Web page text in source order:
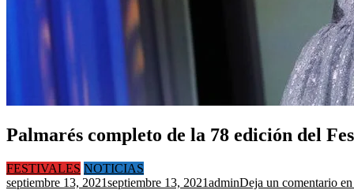
Palmarés completo de la 78 edición del
FESTIVALES NOTICIAS
septiembre 13, 2021septiembre 13, 2021adminDeja un comentario